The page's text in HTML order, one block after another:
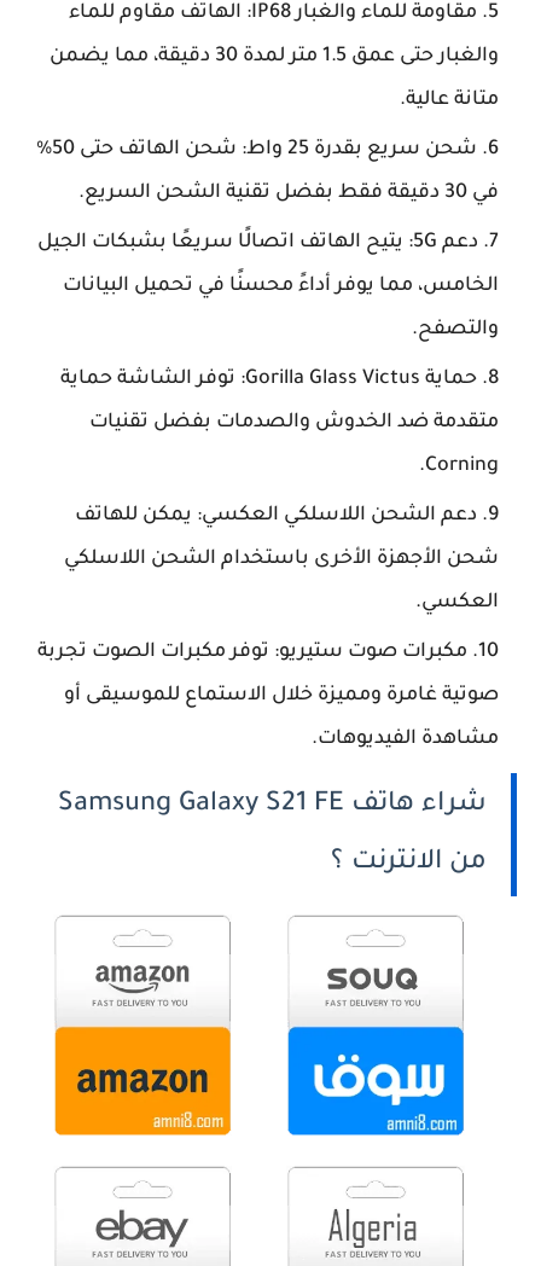
مقاومة للماء والغبار IP68: الهاتف مقاوم للماء
والغبار حتى عمق 1.5 متر لمدة 30 دقيقة، مما يضمن
متانة عالية.
شحن سريع بقدرة 25 واط: شحن الهاتف حتى 50%
في 30 دقيقة فقط بفضل تقنية الشحن السريع.
دعم 5G: يتيح الهاتف اتصالًا سريعًا بشبكات الجيل
الخامس، مما يوفر أداءً محسنًا في تحميل البيانات
والتصفح.
حماية Gorilla Glass Victus: توفر الشاشة حماية
متقدمة ضد الخدوش والصدمات بفضل تقنيات
Corning.
دعم الشحن اللاسلكي العكسي: يمكن للهاتف
شحن الأجهزة الأخرى باستخدام الشحن اللاسلكي
العكسي.
مكبرات صوت ستيريو: توفر مكبرات الصوت تجربة
صوتية غامرة ومميزة خلال الاستماع للموسيقى أو
مشاهدة الفيديوهات.
شراء هاتف Samsung Galaxy S21 FE
من الانترنت ؟